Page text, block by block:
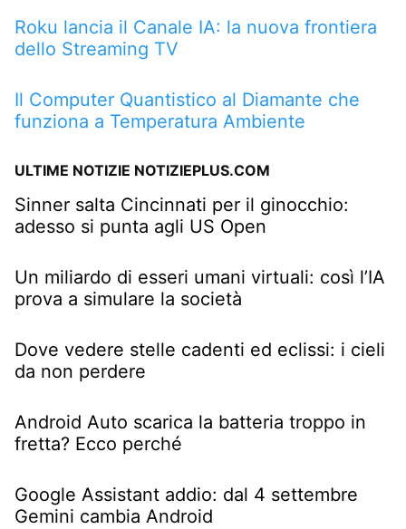
Roku lancia il Canale IA: la nuova frontiera
dello Streaming TV
Il Computer Quantistico al Diamante che
funziona a Temperatura Ambiente
ULTIME NOTIZIE NOTIZIEPLUS.COM
Sinner salta Cincinnati per il ginocchio:
adesso si punta agli US Open
Un miliardo di esseri umani virtuali: così l’IA
prova a simulare la società
Dove vedere stelle cadenti ed eclissi: i cieli
da non perdere
Android Auto scarica la batteria troppo in
fretta? Ecco perché
Google Assistant addio: dal 4 settembre
Gemini cambia Android